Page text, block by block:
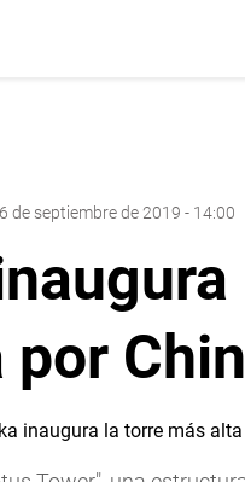
de septiembre de 2019 - 14:00